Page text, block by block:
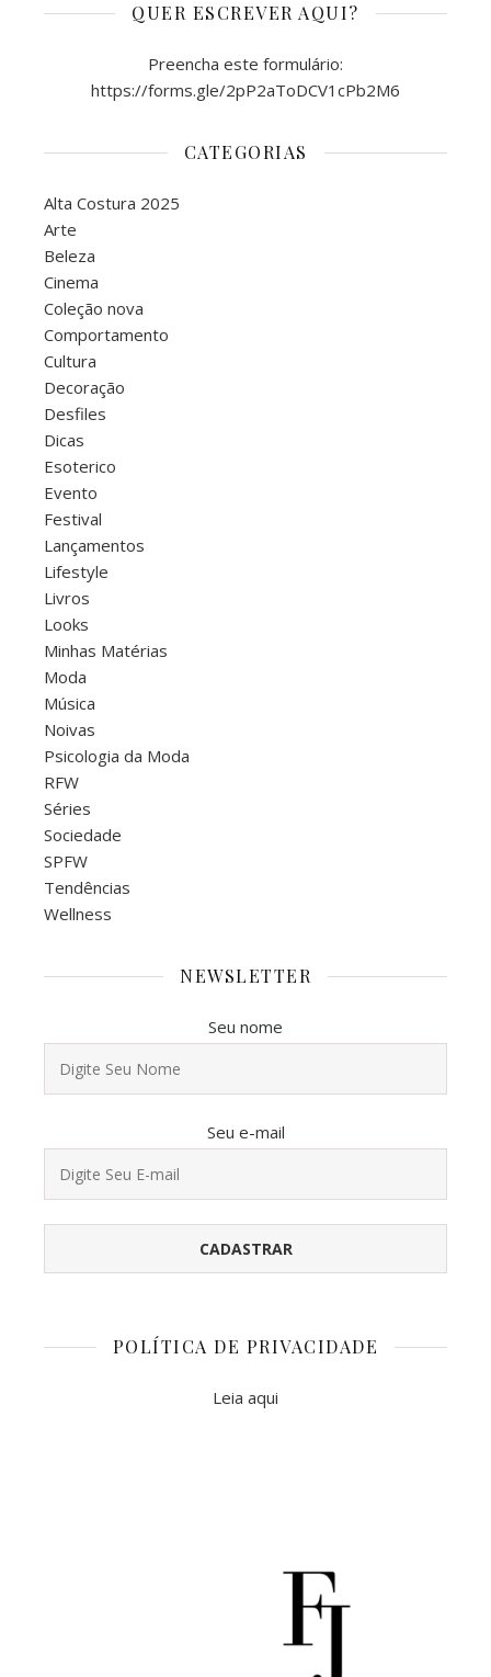
QUER ESCREVER AQUI?
Preencha este formulário:
https://forms.gle/2pP2aToDCV1cPb2M6
CATEGORIAS
Alta Costura 2025
Arte
Beleza
Cinema
Coleção nova
Comportamento
Cultura
Decoração
Desfiles
Dicas
Esoterico
Evento
Festival
Lançamentos
Lifestyle
Livros
Looks
Minhas Matérias
Moda
Música
Noivas
Psicologia da Moda
RFW
Séries
Sociedade
SPFW
Tendências
Wellness
NEWSLETTER
Seu nome
Seu e-mail
POLÍTICA DE PRIVACIDADE
Leia aqui